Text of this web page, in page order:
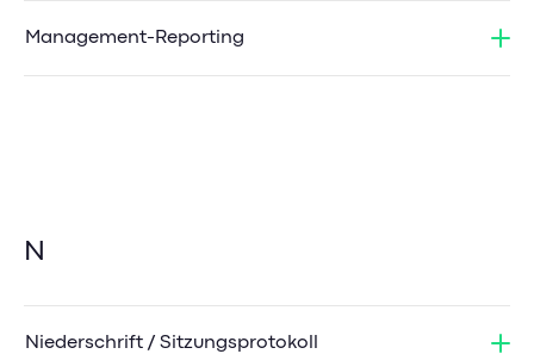
Management-Reporting
N
Niederschrift / Sitzungsprotokoll